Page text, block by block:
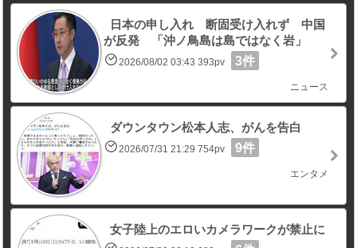
日本の申し入れ 断固受け入れず 中国
が反発 「沖ノ鳥島は島ではなく岩」
2026/08/02 03:43 393pv 3件
ニュース
ダウンタウン松本人志、がんを告白
2026/07/31 21:29 754pv 9件
エンタメ
女子陸上のエロいカメラワークが禁止に